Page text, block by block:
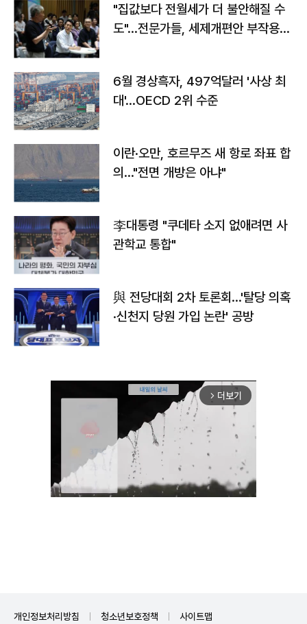
"집값보다 전월세가 더 불안해질 수
도"…전문가들, 세제개편안 부작용
6월 경상흑자, 497억달러 '사상 최
대'…OECD 2위 수준
이란·오만, 호르무즈 새 항로 좌표 합
의…"전면 개방은 아냐"
李대통령 "쿠데타 소지 없애려면 사
관학교 통합"
與 전당대회 2차 토론회…'탈당 의혹
·신천지 당원 가입 논란' 공방
arrow_forward_ios 더보기
개인정보처리방침 청소년보호정책 사이트맵